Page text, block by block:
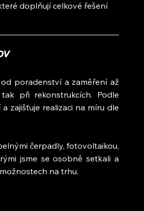
doplňují celkové řešení
poradenství a zaměření až
při rekonstrukcích. Podle
zajišťuje realizaci na míru dle
čerpadly, fotovoltaikou,
jsme se osobně setkali a
na trhu.